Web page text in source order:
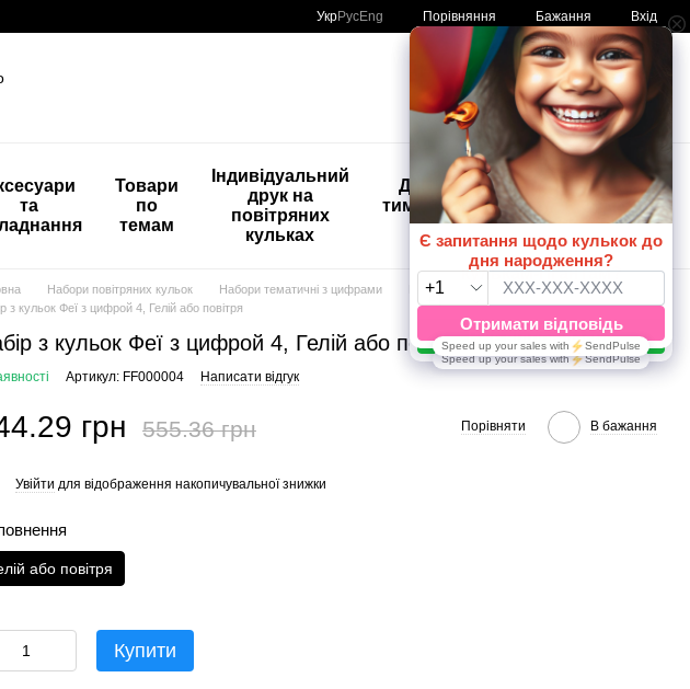
УкрРусEng Порівняння Бажання Вхід
Мій кошик
та
Товари
по
темам
Індивідуальний
друк на
повітряних
кульках
Дитяче
тимчасове
тату
🚨🚨🚨
Розпродаж
Кульки з
друком😀
🎈
Набори повітряних кульок Набори тематичні з цифрами
Набори тематичні з цифрами Феї
з кульок Феї з цифрой 4, Гелій або повітря
з кульок Феї з цифрой 4, Гелій або повітря
Артикул: FF000004 Написати відгук
грн 555.36 грн Порівняти В бажання
Увійти для відображення накопичувальної знижки
або повітря
Купити